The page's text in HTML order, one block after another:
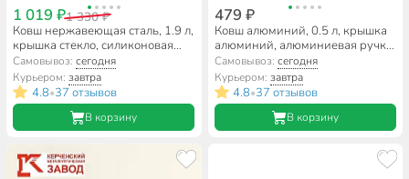
1 019 ₽1 330 ₽
Ковш нержавеющая сталь, 1.9 л,
крышка стекло, силиконовая
ручка, индукция, Daniks,
Орландо, GS-01435-16S
Самовывоз:сегодня
Курьером:завтра
4.8•37 отзывов
В корзину
479 ₽
Ковш алюминий, 0.5 л, крышка
алюминий, алюминиевая ручка,
Scovo, МТ-063
Самовывоз: сегодня
Курьером: завтра
4.8•37 отзывов
В корзину